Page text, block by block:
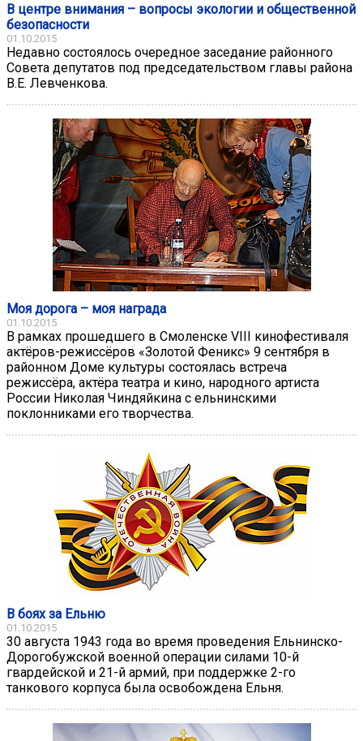
В центре внимания – вопросы экологии и общественной
безопасности
01.10.2015
Недавно состоялось очередное заседание районного
Совета депутатов под председательством главы района
В.Е. Левченкова.
Моя дорога – моя награда
01.10.2015
В рамках прошедшего в Смоленске VIII кинофестиваля
актёров-режиссёров «Золотой Феникс» 9 сентября в
районном Доме культуры состоялась встреча
режиссёра, актёра театра и кино, народного артиста
России Николая Чиндяйкина с ельнинскими
поклонниками его творчества.
В боях за Ельню
01.10.2015
30 августа 1943 года во время проведения Ельнинско-
Дорогобужской военной операции силами 10-й
гвардейской и 21-й армий, при поддержке 2-го
танкового корпуса была освобождена Ельня.